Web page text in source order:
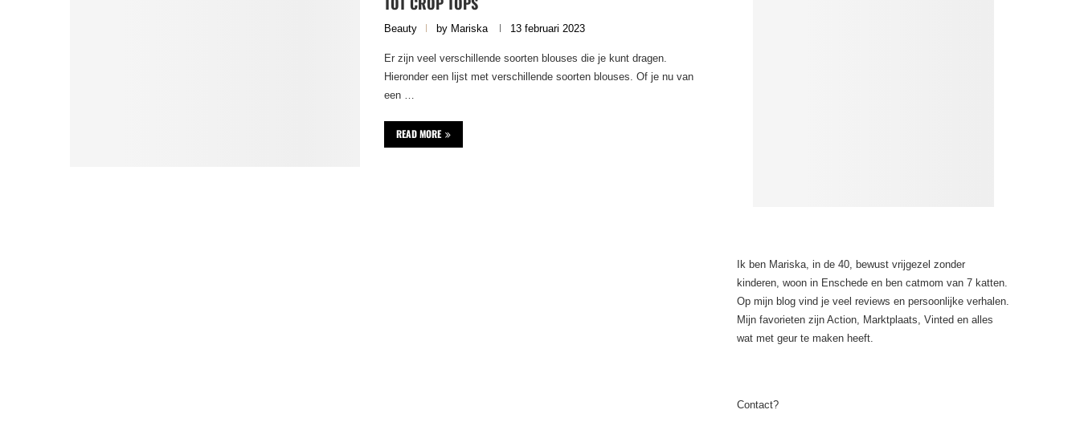
Beauty by Mariska 13 februari 2023
Er zijn veel verschillende soorten blouses die je kunt dragen.
Hieronder een lijst met verschillende soorten blouses. Of je nu van
een …
READ MORE
Ik ben Mariska, in de 40, bewust vrijgezel zonder
kinderen, woon in Enschede en ben catmom van 7 katten.
Op mijn blog vind je veel reviews en persoonlijke verhalen.
Mijn favorieten zijn Action, Marktplaats, Vinted en alles
wat met geur te maken heeft.
Contact?